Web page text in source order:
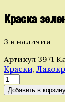
Краска
3 в наличии
Артикул 3971
Краски,
Количество
товара
Краска
Добавить в корзину